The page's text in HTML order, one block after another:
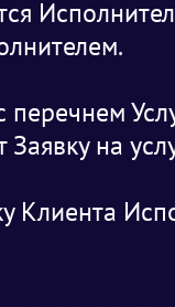
Заявку на
Клиента